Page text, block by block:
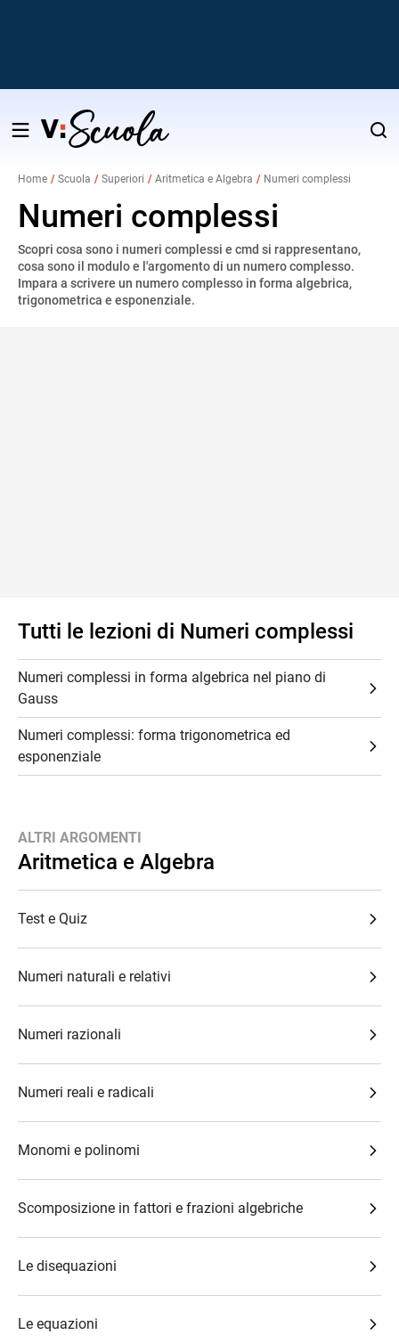
Salta
contenuto
Home Scuola Superiori Aritmetica e Algebra Numeri complessi
Numeri complessi
Scopri cosa sono i numeri complessi e cmd si rappresentano,
cosa sono il modulo e l'argomento di un numero complesso.
Impara a scrivere un numero complesso in forma algebrica,
trigonometrica e esponenziale.
Tutti le lezioni di Numeri complessi
Numeri complessi in forma algebrica nel piano di
Gauss
Numeri complessi: forma trigonometrica ed
esponenziale
ALTRI ARGOMENTI
Aritmetica e Algebra
Test e Quiz
Numeri naturali e relativi
Numeri razionali
Numeri reali e radicali
Monomi e polinomi
Scomposizione in fattori e frazioni algebriche
Le disequazioni
Le equazioni